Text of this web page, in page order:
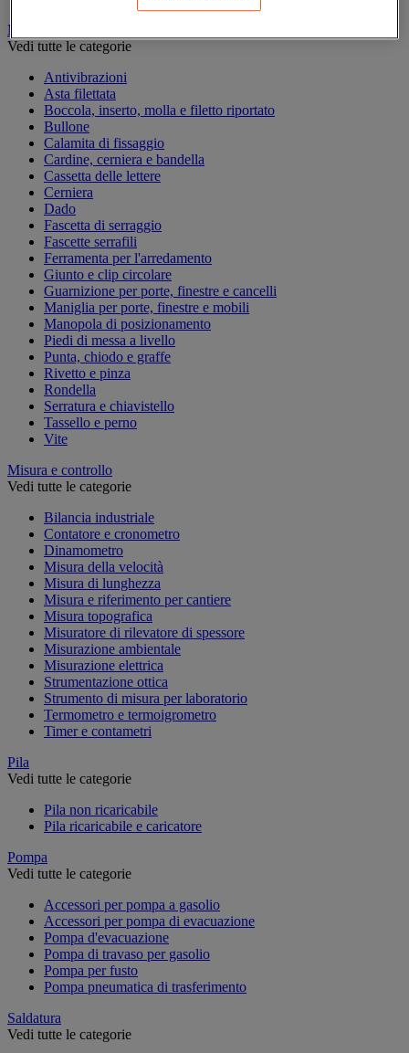
Minuteria
Vedi tutte le categorie
Antivibrazioni
Asta filettata
Boccola, inserto, molla e filetto riportato
Bullone
Calamita di fissaggio
Cardine, cerniera e bandella
Cassetta delle lettere
Cerniera
Dado
Fascetta di serraggio
Fascette serrafili
Ferramenta per l'arredamento
Giunto e clip circolare
Guarnizione per porte, finestre e cancelli
Maniglia per porte, finestre e mobili
Manopola di posizionamento
Piedi di messa a livello
Punta, chiodo e graffe
Rivetto e pinza
Rondella
Serratura e chiavistello
Tassello e perno
Vite
Misura e controllo
Vedi tutte le categorie
Bilancia industriale
Contatore e cronometro
Dinamometro
Misura della velocità
Misura di lunghezza
Misura e riferimento per cantiere
Misura topografica
Misuratore di rilevatore di spessore
Misurazione ambientale
Misurazione elettrica
Strumentazione ottica
Strumento di misura per laboratorio
Termometro e termoigrometro
Timer e contametri
Pila
Vedi tutte le categorie
Pila non ricaricabile
Pila ricaricabile e caricatore
Pompa
Vedi tutte le categorie
Accessori per pompa a gasolio
Accessori per pompa di evacuazione
Pompa d'evacuazione
Pompa di travaso per gasolio
Pompa per fusto
Pompa pneumatica di trasferimento
Saldatura
Vedi tutte le categorie